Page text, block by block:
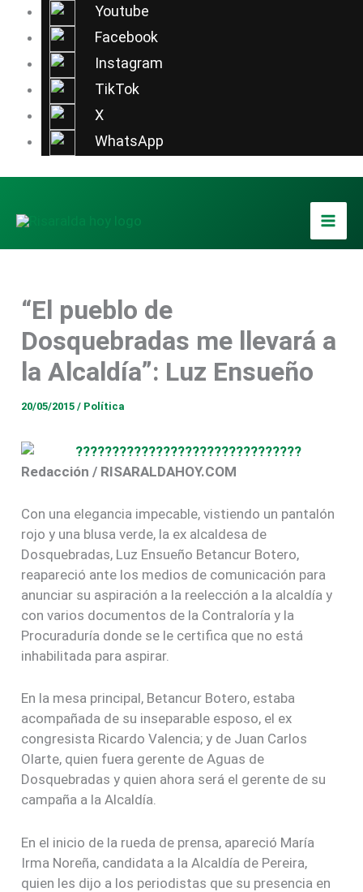
Youtube
Facebook
Instagram
TikTok
X
WhatsApp
contenido
“El pueblo de
Dosquebradas me llevará a
la Alcaldía”: Luz Ensueño
20/05/2015/ Política
Redacción / RISARALDAHOY.COM
Con una elegancia impecable, vistiendo un pantalón
rojo y una blusa verde, la ex alcaldesa de
Dosquebradas, Luz Ensueño Betancur Botero,
reapareció ante los medios de comunicación para
anunciar su aspiración a la reelección a la alcaldía y
con varios documentos de la Contraloría y la
Procuraduría donde se le certifica que no está
inhabilitada para aspirar.
En la mesa principal, Betancur Botero, estaba
acompañada de su inseparable esposo, el ex
congresista Ricardo Valencia; y de Juan Carlos
Olarte, quien fuera gerente de Aguas de
Dosquebradas y quien ahora será el gerente de su
campaña a la Alcaldía.
En el inicio de la rueda de prensa, apareció María
Irma Noreña, candidata a la Alcaldía de Pereira,
quien les dijo a los periodistas que su presencia en